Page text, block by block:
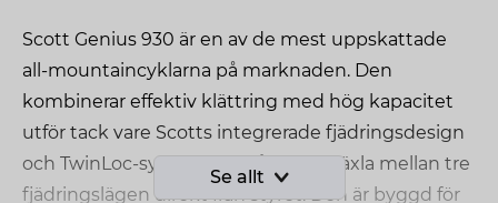
Scott Genius 930 är en av de mest uppskattade
all-mountaincyklarna på marknaden. Den
kombinerar effektiv klättring med hög kapacitet
utför tack vare Scotts integrerade fjädringsdesign
och TwinLoc-system som låter dig växla mellan tre
fjädringslägen direkt från styret. Den är byggd för
Se allt